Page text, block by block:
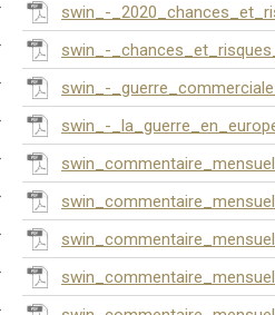
swin_-
swin_-
swin_-
swin_-